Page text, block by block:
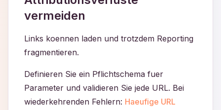
vermeiden
Links koennen laden und trotzdem Reporting
fragmentieren.
Definieren Sie ein Pflichtschema fuer
Parameter und validieren Sie jede URL. Bei
wiederkehrenden Fehlern: Haeufige URL